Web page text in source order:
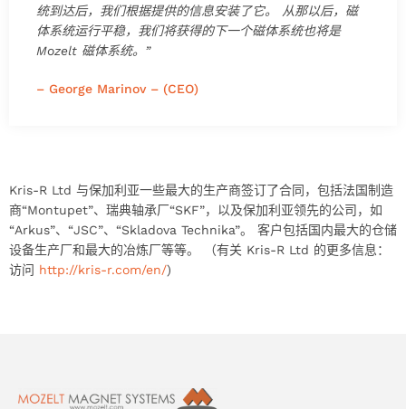
统到达后，我们根据提供的信息安装了它。 从那以后，磁
体系统运行平稳，我们将获得的下一个磁体系统也将是
Mozelt 磁体系统。”
– George Marinov – (CEO)
Kris-R Ltd 与保加利亚一些最大的生产商签订了合同，包括法国制造
商“Montupet”、瑞典轴承厂“SKF”，以及保加利亚领先的公司，如
“Arkus”、“JSC”、“Skladova Technika”。 客户包括国内最大的仓储
设备生产厂和最大的冶炼厂等等。 （有关 Kris-R Ltd 的更多信息：
访问 http://kris-r.com/en/)